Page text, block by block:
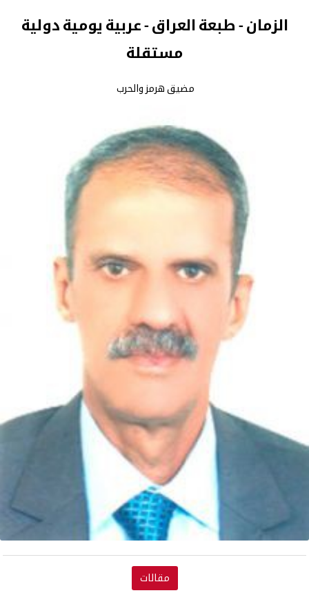
الزمان - طبعة العراق - عربية يومية دولية
مستقلة
مضيق هرمز والحرب
مقالات